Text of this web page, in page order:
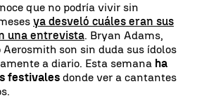
que no podría vivir sin
ya desveló cuáles eran sus
una entrevista. Bryan Adams,
Aerosmith son sin duda sus ídolos
a diario. Esta semana ha
festivales donde ver a cantantes